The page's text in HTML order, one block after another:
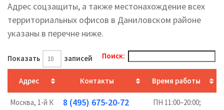
Адрес соцзащиты, а также местонахождение всех
территориальных офисов в Даниловском районе
указаны в перечне ниже.
Показать записей Поиск:
Адрес Контакты Время работы
Москва, 1-й К
8 (495) 675-20-72
ПН 11:00–20:00;